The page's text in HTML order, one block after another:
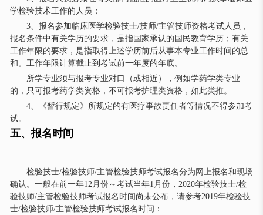
学检验技术工作的人员；
3、报名参加临床医学检验技士/技师/主管技师资格考试人员，
报名条件中有关学历的要求，是指国家承认的国民教育学历；有关
工作年限的要求，是指取得上述学历前后从事本专业工作时间的总
和。工作年限计算截止到考试前一年度的年底。
所学专业须与报考专业对口（或相近），例如学药学类专业
的，只可报考药学类资格，不可报考护理类资格，如此类推。
4、《暂行规定》所规定的有医疗事故责任者等情况不得参加考
试。
五、报名时间
检验技士/检验技师/主管检验技师考试报名分为网上报名和现场
确认。一般在前一年12月份～考试当年1月份，2020年检验技士/检
验技师/主管检验技师考试报名时间尚未公布，请参考2019年检验技
士/检验技师/主管检验技师考试报名时间：